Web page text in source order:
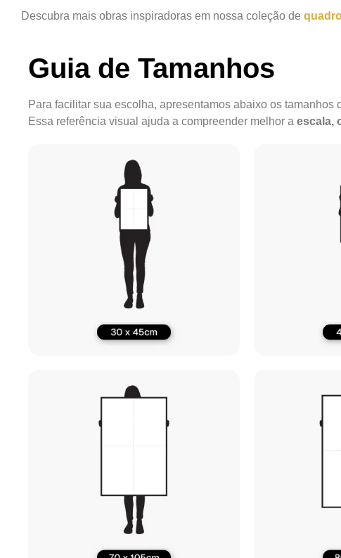
Descubra mais obras inspiradoras em nossa coleção de
Guia de Tamanhos
Para facilitar sua escolha, apresentamos abaixo os
Essa referência visual ajuda a compreender melhor a escala,